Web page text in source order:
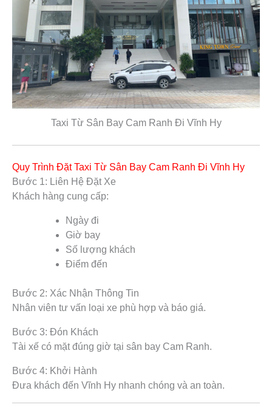
Taxi Từ Sân Bay Cam Ranh Đi Vĩnh Hy
Quy Trình Đặt Taxi Từ Sân Bay Cam Ranh Đi Vĩnh Hy
Bước 1: Liên Hệ Đặt Xe
Khách hàng cung cấp:
Ngày đi
Giờ bay
Số lượng khách
Điểm đến
Bước 2: Xác Nhận Thông Tin
Nhân viên tư vấn loại xe phù hợp và báo giá.
Bước 3: Đón Khách
Tài xế có mặt đúng giờ tại sân bay Cam Ranh.
Bước 4: Khởi Hành
Đưa khách đến Vĩnh Hy nhanh chóng và an toàn.